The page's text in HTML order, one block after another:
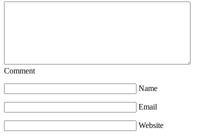
Comment
Name
Email
Website